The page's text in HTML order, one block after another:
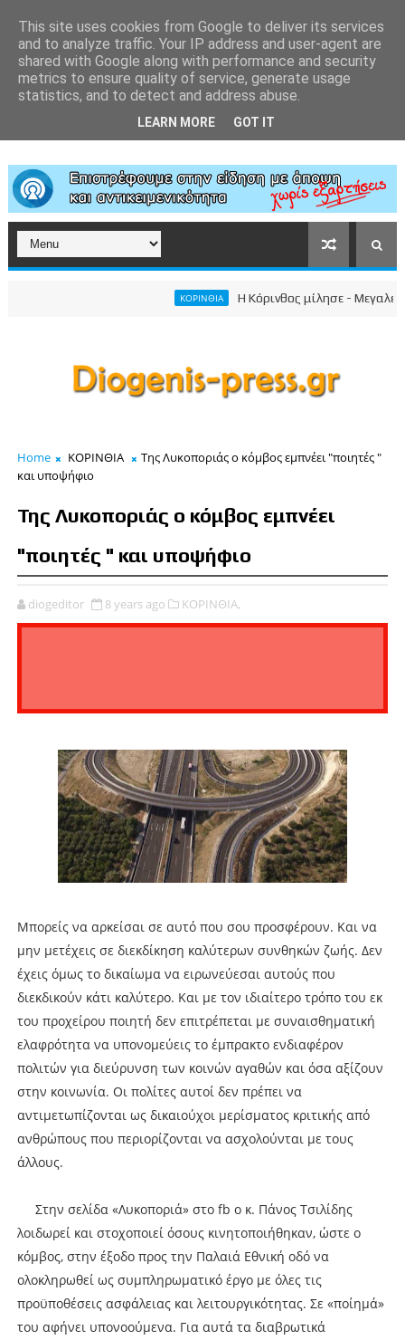
ΚΟΡΙΝΘΙΑ Η Κόρινθος μίλησε -
Home ΚΟΡΙΝΘΙΑ
Της Λυκοποριάς ο κόμβος εμπνέει "ποιητές "
και υποψήφιο
Της Λυκοποριάς ο κόμβος εμπνέει
"ποιητές " και υποψήφιο
diogeditor 8 years ago ΚΟΡΙΝΘΙΑ,
Μπορείς να αρκείσαι σε αυτό που σου προσφέρουν. Και να
μην μετέχεις σε διεκδίκηση καλύτερων συνθηκών ζωής. Δεν
έχεις όμως το δικαίωμα να ειρωνεύεσαι αυτούς που
διεκδικούν κάτι καλύτερο. Και με τον ιδιαίτερο τρόπο του εκ
του προχείρου ποιητή δεν επιτρέπεται με συναισθηματική
ελαφρότητα να υπονομεύεις το έμπρακτο ενδιαφέρον
πολιτών για διεύρυνση των κοινών αγαθών και όσα αξίζουν
στην κοινωνία. Οι πολίτες αυτοί δεν πρέπει να
αντιμετωπίζονται ως δικαιούχοι μερίσματος κριτικής από
ανθρώπους που περιορίζονται να ασχολούνται με τους
άλλους.
Στην σελίδα «Λυκοποριά» στο fb ο κ. Πάνος Τσιλίδης
λοιδωρεί και στοχοποιεί όσους κινητοποιήθηκαν, ώστε ο
κόμβος, στην έξοδο προς την Παλαιά Εθνική οδό να
ολοκληρωθεί ως συμπληρωματικό έργο με όλες τις
προϋποθέσεις ασφάλειας και λειτουργικότητας. Σε «ποίημά»
του αφήνει υπονοούμενα. Για αυτά τα διαβρωτικά
This site uses cookies from Google to deliver its services
and to analyze traffic. Your IP address and user-agent are
shared with Google along with performance and security
metrics to ensure quality of service, generate usage
statistics, and to detect and address abuse.
LEARN MORE GOT IT